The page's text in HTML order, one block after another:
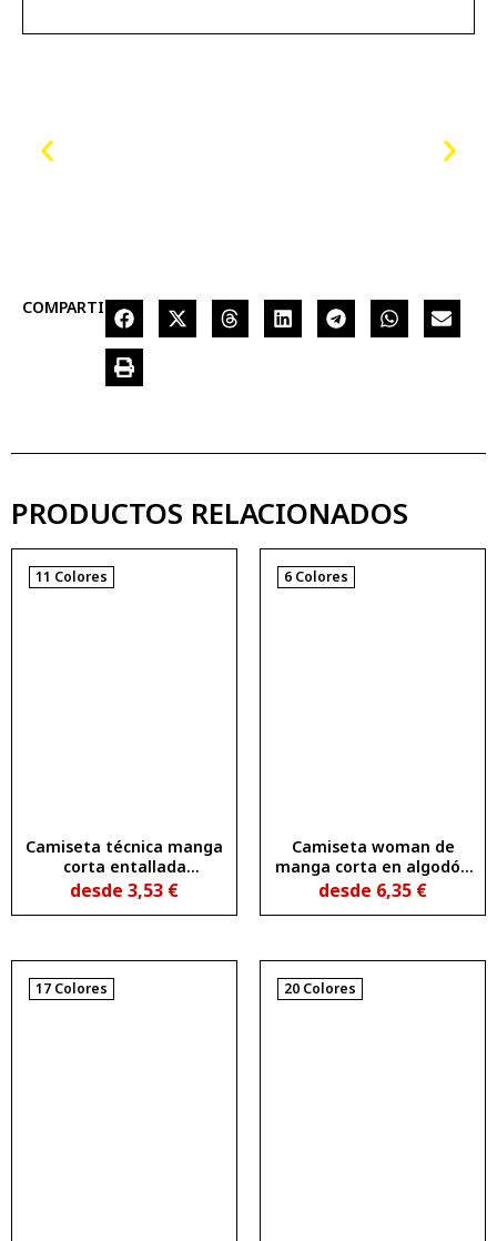
COMPARTIR
PRODUCTOS RELACIONADOS
11 Colores
Camiseta técnica manga
corta entallada
transpirable ESTORIL
desde 3,53 €
6 Colores
Camiseta woman de
manga corta en algodón
peinado efecto lavado
desde 6,35 €
17 Colores 20 Colores